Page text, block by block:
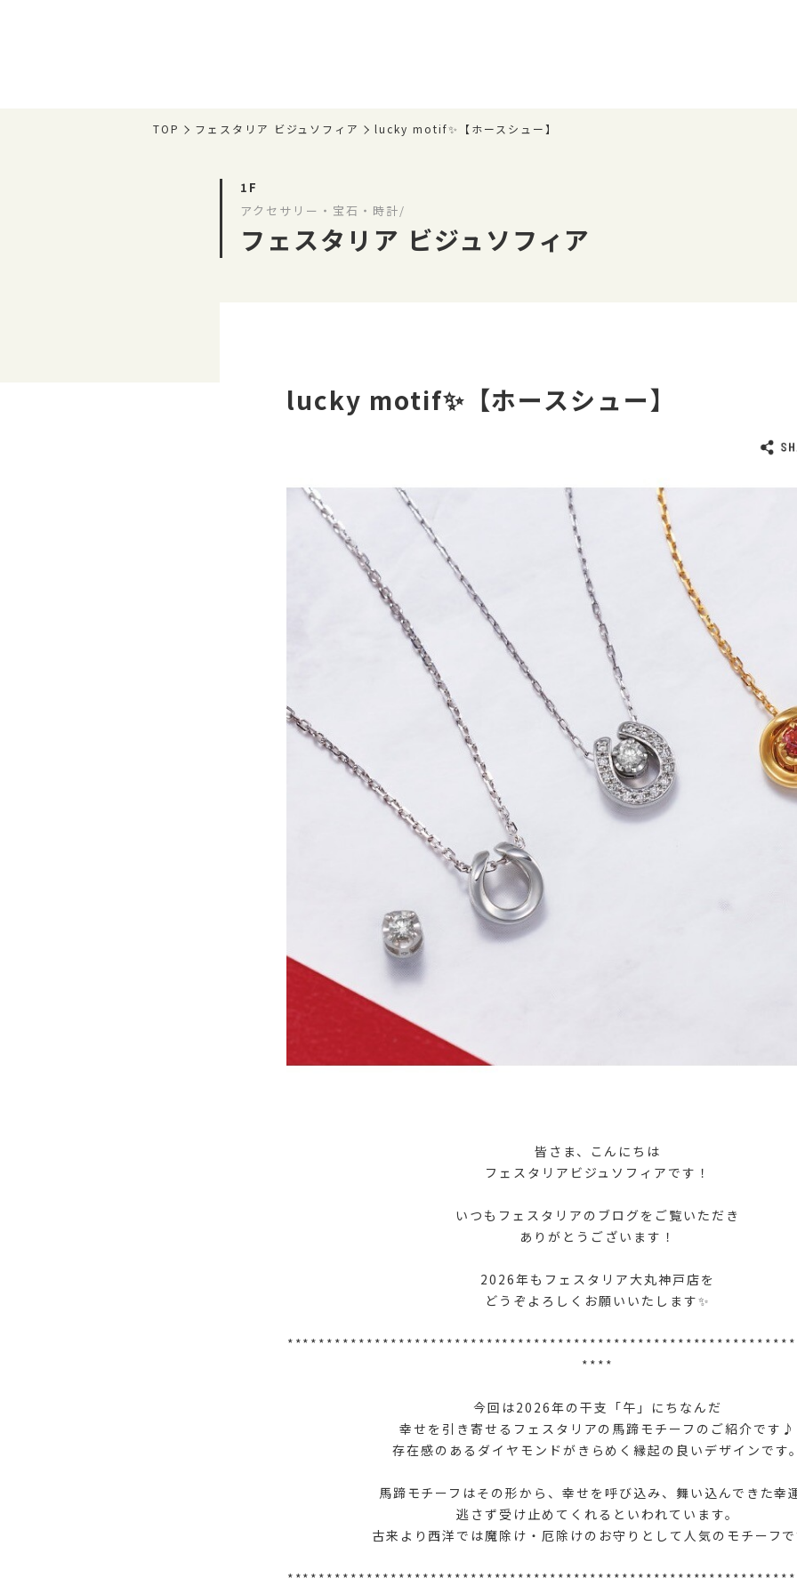
TOP フェスタリア ビジュソフィア lucky motif✨【ホースシュー】
1F
アクセサリー・宝石・時計/
フェスタリア ビジュソフィア
lucky motif✨【ホースシュー】
皆さま、こんにちは
フェスタリアビジュソフィアです！
いつもフェスタリアのブログをご覧いただき
ありがとうございます！
2026年もフェスタリア大丸神戸店を
どうぞよろしくお願いいたします✨
****
今回は2026年の干支「午」にちなんだ
幸せを引き寄せるフェスタリアの馬蹄モチーフのご紹介です♪
存在感のあるダイヤモンドがきらめく縁起の良いデザインです。
馬蹄モチーフはその形から、幸せを呼び込み、舞い込んできた幸
逃さず受け止めてくれるといわれています。
古来より西洋では魔除け・厄除けのお守りとして人気のモチーフで